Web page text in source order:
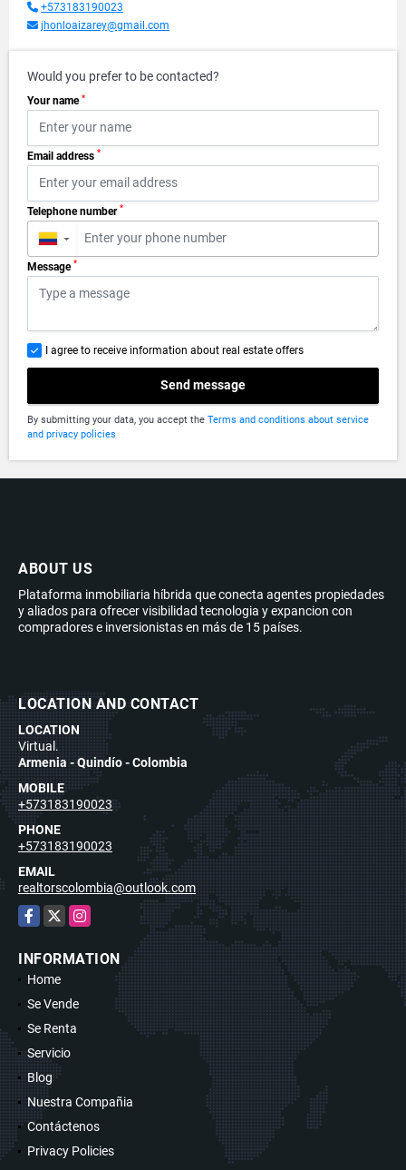
+573183190023
jhonloaizarey@gmail.com
Would you prefer to be contacted?
Your name *
Email address *
Telephone number *
▼
Message *
I agree to receive information about real estate offers
Send message
By submitting your data, you accept the Terms and conditions about service
and privacy policies
ABOUT US
Plataforma inmobiliaria híbrida que conecta agentes propiedades
y aliados para ofrecer visibilidad tecnologia y expancion con
compradores e inversionistas en más de 15 países.
LOCATION AND CONTACT
LOCATION
Virtual.
Armenia - Quindío - Colombia
MOBILE
+573183190023
PHONE
+573183190023
EMAIL
realtorscolombia@outlook.com
Facebook
X Instagram
INFORMATION
Home
Se Vende
Se Renta
Servicio
Blog
Nuestra Compañia
Contáctenos
Privacy Policies